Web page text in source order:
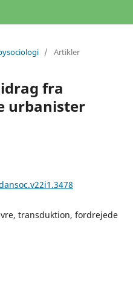
/ Artikler
fra
urbanister
transduktion, fordrejede